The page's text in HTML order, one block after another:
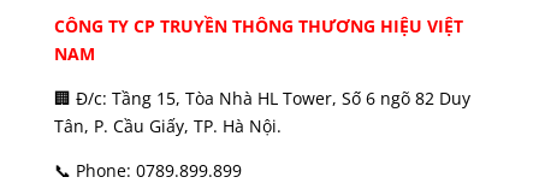
CÔNG TY CP TRUYỀN THÔNG THƯƠNG HIỆU VIỆT
NAM
🏢 Đ/c: Tầng 15, Tòa Nhà HL Tower, Số 6 ngõ 82 Duy
Tân, P. Cầu Giấy, TP. Hà Nội.
📞 Phone: 0789.899.899